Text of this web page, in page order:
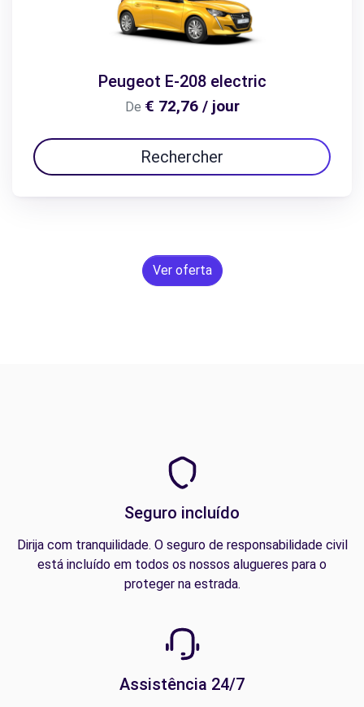
Peugeot E-208 electric
De € 72,76 / jour
Rechercher
Ver oferta
Seguro incluído
Dirija com tranquilidade. O seguro de responsabilidade civil
está incluído em todos os nossos alugueres para o
proteger na estrada.
Assistência 24/7